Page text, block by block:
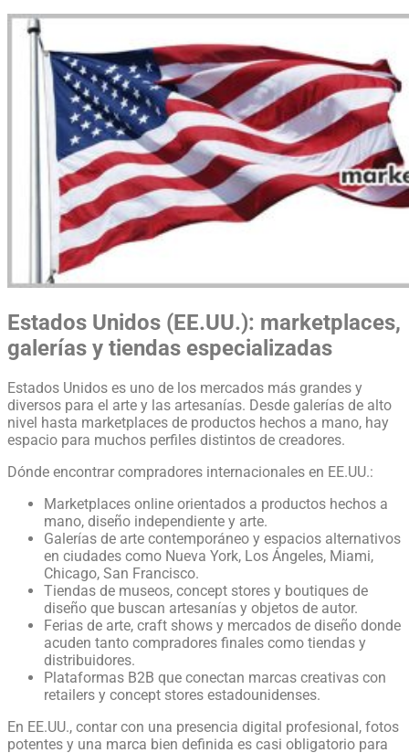
Estados Unidos (EE.UU.): marketplaces,
galerías y tiendas especializadas
Estados Unidos es uno de los mercados más grandes y
diversos para el arte y las artesanías. Desde galerías de alto
nivel hasta marketplaces de productos hechos a mano, hay
espacio para muchos perfiles distintos de creadores.
Dónde encontrar compradores internacionales en EE.UU.:
Marketplaces online orientados a productos hechos a
mano, diseño independiente y arte.
Galerías de arte contemporáneo y espacios alternativos
en ciudades como Nueva York, Los Ángeles, Miami,
Chicago, San Francisco.
Tiendas de museos, concept stores y boutiques de
diseño que buscan artesanías y objetos de autor.
Ferias de arte, craft shows y mercados de diseño donde
acuden tanto compradores finales como tiendas y
distribuidores.
Plataformas B2B que conectan marcas creativas con
retailers y concept stores estadounidenses.
En EE.UU., contar con una presencia digital profesional, fotos
potentes y una marca bien definida es casi obligatorio para